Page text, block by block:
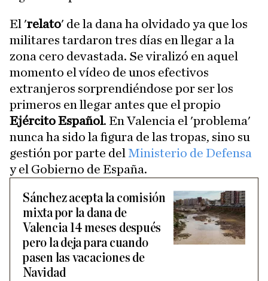
El 'relato' de la dana ha olvidado ya que los
militares tardaron tres días en llegar a la
zona cero devastada. Se viralizó en aquel
momento el vídeo de unos efectivos
extranjeros sorprendiéndose por ser los
primeros en llegar antes que el propio
Ejército Español. En Valencia el 'problema'
nunca ha sido la figura de las tropas, sino su
gestión por parte del Ministerio de Defensa
y el Gobierno de España.
Sánchez acepta la comisión
mixta por la dana de
Valencia 14 meses después
pero la deja para cuando
pasen las vacaciones de
Navidad